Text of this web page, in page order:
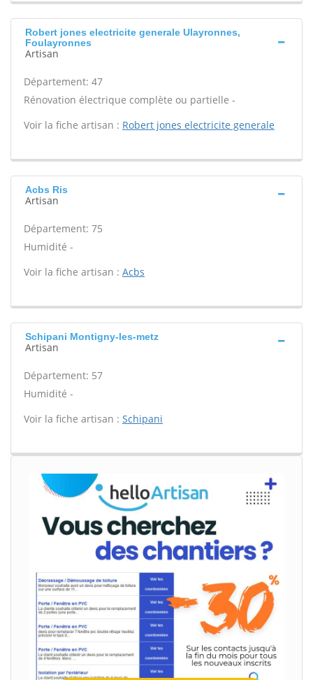
Robert jones electricite generale Ulayronnes,
Foulayronnes
Artisan
Département: 47
Rénovation électrique complète ou partielle -
Voir la fiche artisan : Robert jones electricite generale
Acbs Ris
Artisan
Département: 75
Humidité -
Voir la fiche artisan : Acbs
Schipani Montigny-les-metz
Artisan
Département: 57
Humidité -
Voir la fiche artisan : Schipani